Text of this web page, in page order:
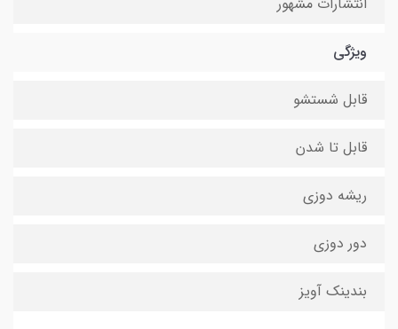
ویژگی
قابل شستشو
قابل تا شدن
ریشه دوزی
دور دوزی
بندینک آویز